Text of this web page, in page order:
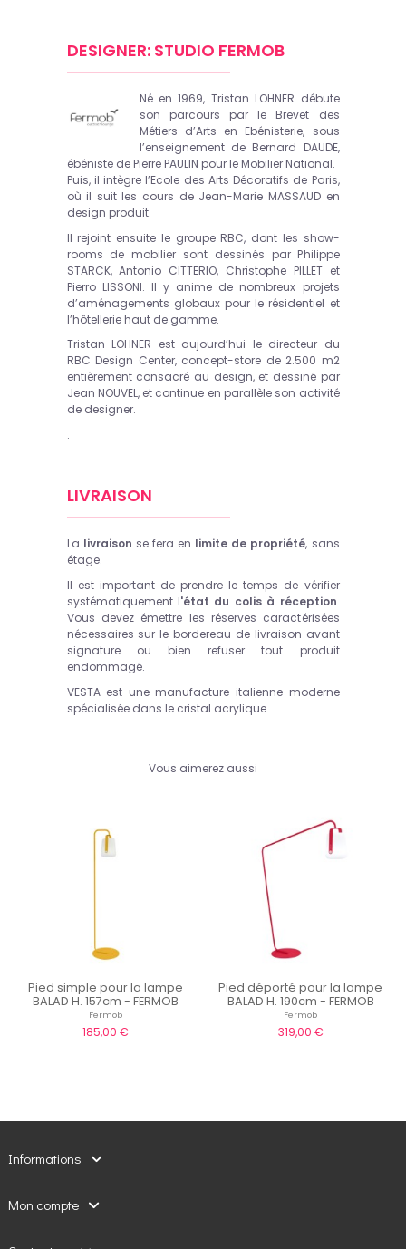
DESIGNER: STUDIO FERMOB
Né en 1969, Tristan LOHNER débute
son parcours par le Brevet des
Métiers d’Arts en Ebénisterie, sous
l’enseignement de Bernard DAUDE,
ébéniste de Pierre PAULIN pour le Mobilier National.
Puis, il intègre l’Ecole des Arts Décoratifs de Paris,
où il suit les cours de Jean-Marie MASSAUD en
design produit.
Il rejoint ensuite le groupe RBC, dont les show-
rooms de mobilier sont dessinés par Philippe
STARCK, Antonio CITTERIO, Christophe PILLET et
Pierro LISSONI. Il y anime de nombreux projets
d’aménagements globaux pour le résidentiel et
l’hôtellerie haut de gamme.
Tristan LOHNER est aujourd’hui le directeur du
RBC Design Center, concept-store de 2.500 m2
entièrement consacré au design, et dessiné par
Jean NOUVEL, et continue en parallèle son activité
de designer.
.
LIVRAISON
La livraison se fera en limite de propriété, sans
étage.
Il est important de prendre le temps de vérifier
systématiquement l'état du colis à réception.
Vous devez émettre les réserves caractérisées
nécessaires sur le bordereau de livraison avant
signature ou bien refuser tout produit
endommagé.
VESTA est une manufacture italienne moderne
spécialisée dans le cristal acrylique
Vous aimerez aussi
Pied simple pour la lampe
BALAD H. 157cm - FERMOB
Fermob
185,00 €
Pied déporté pour la lampe
BALAD H. 190cm - FERMOB
Fermob
319,00 €
Informations
Mon compte